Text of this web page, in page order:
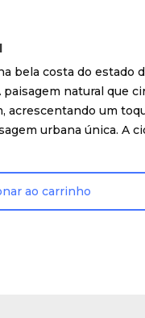
costa do estado
natural que
um
urbana única. A
ao carrinho